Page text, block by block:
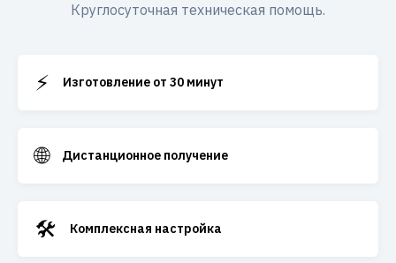
Круглосуточная техническая помощь.
⚡ Изготовление от 30 минут
🌐 Дистанционное получение
🛠️ Комплексная настройка